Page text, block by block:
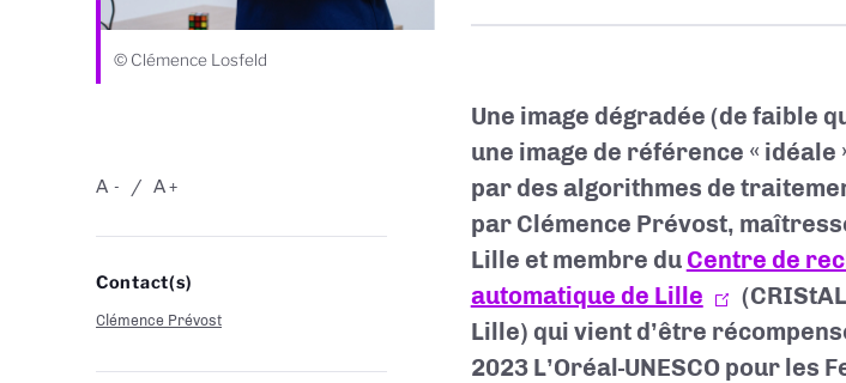
© Clémence Losfeld
-
A +
A
Contact(s)
Clémence Prévost
Une image dégradée (de faible
une image de référence «
par des algorithmes de
par Clémence Prévost,
Lille et membre du Centre de
automatique de Lille
Lille) qui vient d’être
2023 L’Oréal-UNESCO pour les